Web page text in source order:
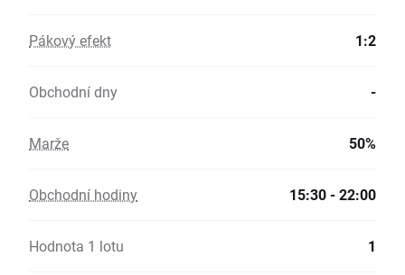
Pákový efekt 1:2
Obchodní dny -
Marže 50%
Obchodní hodiny 15:30 - 22:00
Hodnota 1 lotu 1